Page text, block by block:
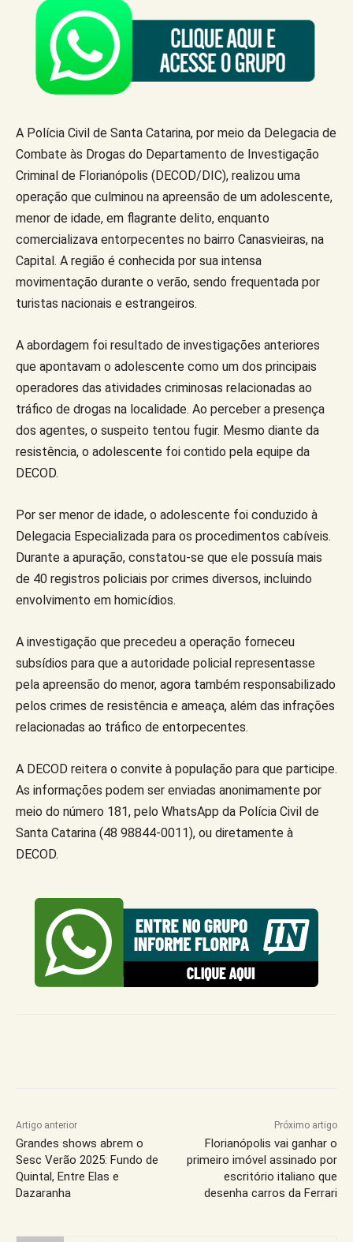
A Polícia Civil de Santa Catarina, por meio da Delegacia de
Combate às Drogas do Departamento de Investigação
Criminal de Florianópolis (DECOD/DIC), realizou uma
operação que culminou na apreensão de um adolescente,
menor de idade, em flagrante delito, enquanto
comercializava entorpecentes no bairro Canasvieiras, na
Capital. A região é conhecida por sua intensa
movimentação durante o verão, sendo frequentada por
turistas nacionais e estrangeiros.
A abordagem foi resultado de investigações anteriores
que apontavam o adolescente como um dos principais
operadores das atividades criminosas relacionadas ao
tráfico de drogas na localidade. Ao perceber a presença
dos agentes, o suspeito tentou fugir. Mesmo diante da
resistência, o adolescente foi contido pela equipe da
DECOD.
Por ser menor de idade, o adolescente foi conduzido à
Delegacia Especializada para os procedimentos cabíveis.
Durante a apuração, constatou-se que ele possuía mais
de 40 registros policiais por crimes diversos, incluindo
envolvimento em homicídios.
A investigação que precedeu a operação forneceu
subsídios para que a autoridade policial representasse
pela apreensão do menor, agora também responsabilizado
pelos crimes de resistência e ameaça, além das infrações
relacionadas ao tráfico de entorpecentes.
A DECOD reitera o convite à população para que participe.
As informações podem ser enviadas anonimamente por
meio do número 181, pelo WhatsApp da Polícia Civil de
Santa Catarina (48 98844-0011), ou diretamente à
DECOD.
Artigo anterior
Grandes shows abrem o
Sesc Verão 2025: Fundo de
Quintal, Entre Elas e
Dazaranha
Próximo artigo
Florianópolis vai ganhar o
primeiro imóvel assinado por
escritório italiano que
desenha carros da Ferrari